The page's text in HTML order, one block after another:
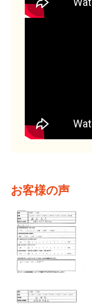
お客様の声